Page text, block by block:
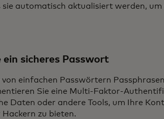
sie automatisch aktualisiert werden, um
ein sicheres Passwort
einfachen Passwörtern
Sie eine Multi-Faktor-
Daten oder andere Tools, um Ihre
zu bieten.